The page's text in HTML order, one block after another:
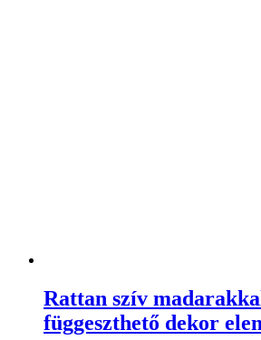
Rattan szív
függeszthető dekor